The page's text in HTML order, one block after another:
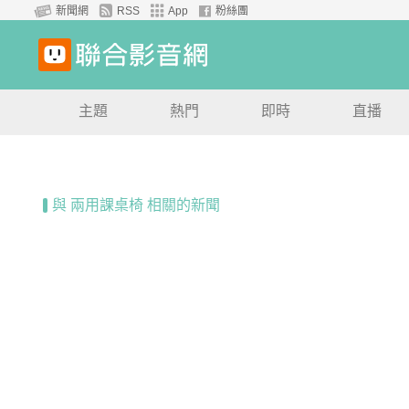
新聞網 RSS App 粉絲團
主題 熱門 即時 直播
與 兩用課桌椅 相關的新聞